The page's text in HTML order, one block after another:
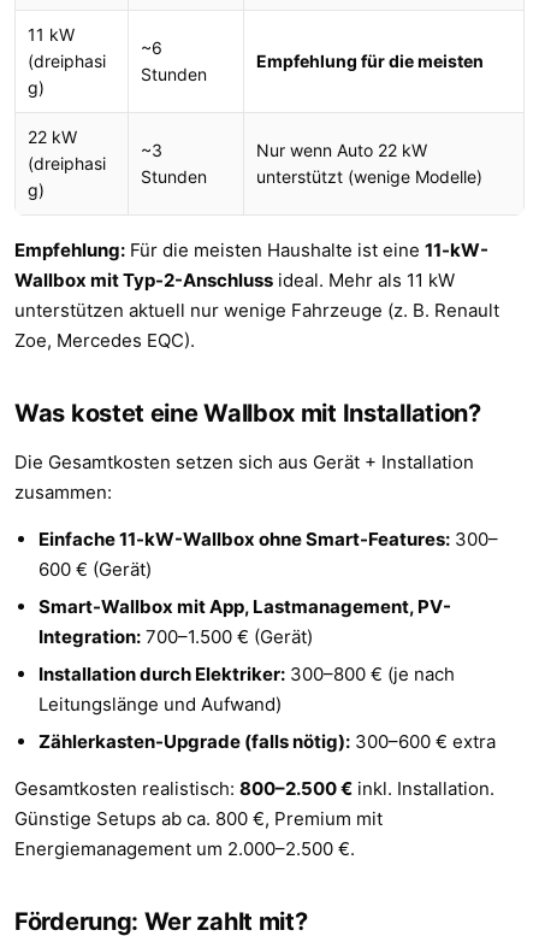
11 kW
(dreiphasi
g)
~6
Stunden
Empfehlung für die meisten
22 kW
(dreiphasi
g)
~3
Stunden
Nur wenn Auto 22 kW
unterstützt (wenige Modelle)
Empfehlung: Für die meisten Haushalte ist eine 11-kW-
Wallbox mit Typ-2-Anschluss ideal. Mehr als 11 kW
unterstützen aktuell nur wenige Fahrzeuge (z. B. Renault
Zoe, Mercedes EQC).
Was kostet eine Wallbox mit Installation?
Die Gesamtkosten setzen sich aus Gerät + Installation
zusammen:
Einfache 11-kW-Wallbox ohne Smart-Features: 300–
600 € (Gerät)
Smart-Wallbox mit App, Lastmanagement, PV-
Integration: 700–1.500 € (Gerät)
Installation durch Elektriker: 300–800 € (je nach
Leitungslänge und Aufwand)
Zählerkasten-Upgrade (falls nötig): 300–600 € extra
Gesamtkosten realistisch: 800–2.500 € inkl. Installation.
Günstige Setups ab ca. 800 €, Premium mit
Energiemanagement um 2.000–2.500 €.
Förderung: Wer zahlt mit?